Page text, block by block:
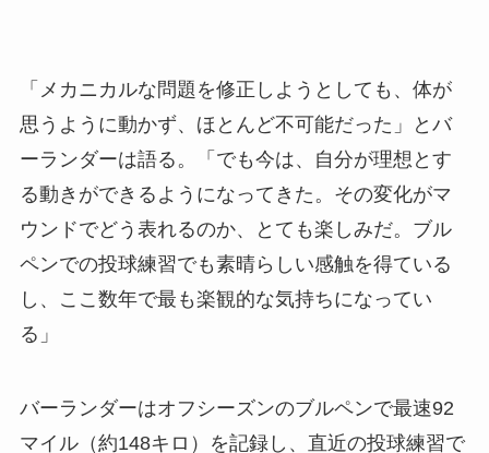
「メカニカルな問題を修正しようとしても、体が
思うように動かず、ほとんど不可能だった」とバ
ーランダーは語る。「でも今は、自分が理想とす
る動きができるようになってきた。その変化がマ
ウンドでどう表れるのか、とても楽しみだ。ブル
ペンでの投球練習でも素晴らしい感触を得ている
し、ここ数年で最も楽観的な気持ちになってい
る」
バーランダーはオフシーズンのブルペンで最速92
マイル（約148キロ）を記録し、直近の投球練習で